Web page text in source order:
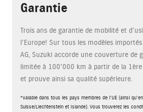
Garantie
Trois ans de garantie de mobilité et
l’Europe! Sur tous les modèles
AG, Suzuki accorde une couverture de
limitée à 100'000 km à partir de la
et prouve ainsi sa qualité supérieure.
*valable dans tous les pays membres de l'UE (ainsi
Suisse/Liechtenstein et Islande). Vous trouverez les